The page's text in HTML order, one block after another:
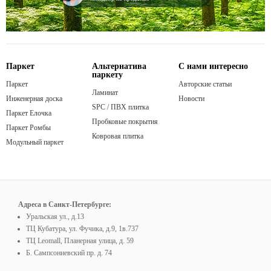
Паркет
Паркет
Инженерная доска
Паркет Елочка
Паркет Ромбы
Модульный паркет
Альтернатива
паркету
Ламинат
SPC / ПВХ плитка
Пробковые покрытия
Ковровая плитка
С нами интересно
Авторские статьи
Новости
Адреса в Санкт-Петербурге:
Уральская ул., д.13
ТЦ Кубатура, ул. Фучика, д.9, 1в.737
ТЦ Leomall, Планерная улица, д. 59
Б. Сампсониевский пр. д. 74